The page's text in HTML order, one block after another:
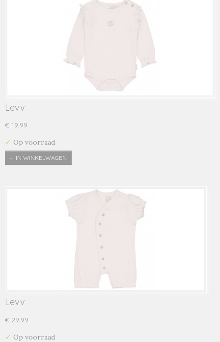
Levv
€ 19,99
✓ Op voorraad
IN WINKELWAGEN
Levv
€ 29,99
✓ Op voorraad